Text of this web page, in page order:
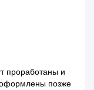
проработаны и
оформлены позже